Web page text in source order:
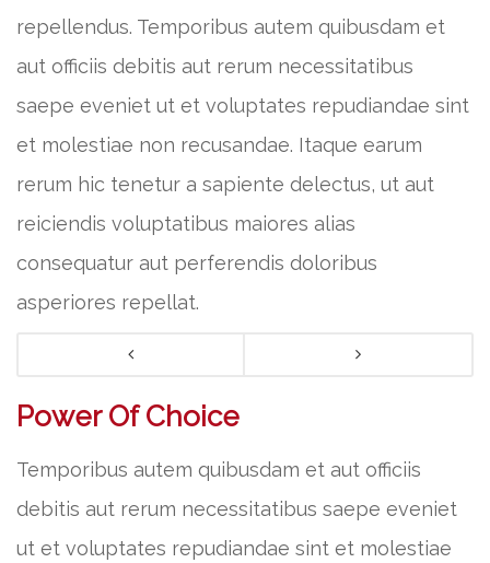
repellendus. Temporibus autem quibusdam et
aut officiis debitis aut rerum necessitatibus
saepe eveniet ut et voluptates repudiandae sint
et molestiae non recusandae. Itaque earum
rerum hic tenetur a sapiente delectus, ut aut
reiciendis voluptatibus maiores alias
consequatur aut perferendis doloribus
asperiores repellat.
Power Of Choice
Temporibus autem quibusdam et aut officiis
debitis aut rerum necessitatibus saepe eveniet
ut et voluptates repudiandae sint et molestiae